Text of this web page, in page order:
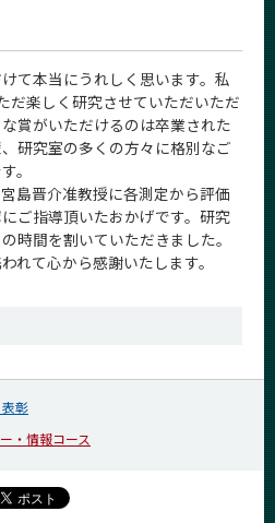
て本当にうれしく思います。私
だ楽しく研究させていただいただ
賞がいただけるのは卒業された
研究室の多くの方々に格別なご
。
島晋介准教授に各測定から評価
ご指導頂いたおかげです。研究
時間を割いていただきました。
れて心から感謝いたします。
彰
・情報コース